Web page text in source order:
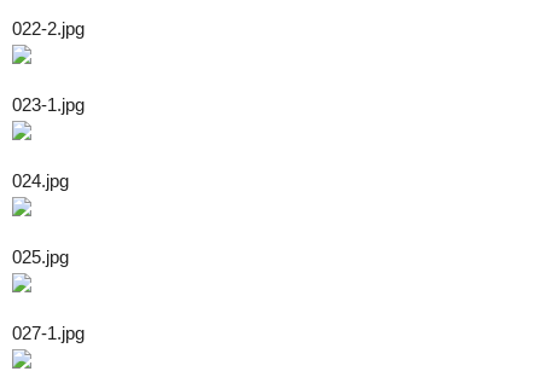
022-2.jpg
023-1.jpg
024.jpg
025.jpg
027-1.jpg